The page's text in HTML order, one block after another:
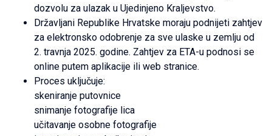
dozvolu za ulazak u Ujedinjeno Kraljevstvo.
Državljani Republike Hrvatske moraju podnijeti zahtjev
za elektronsko odobrenje za sve ulaske u zemlju od
2. travnja 2025. godine. Zahtjev za ETA-u podnosi se
online putem aplikacije ili web stranice.
Proces uključuje:
skeniranje putovnice
snimanje fotografije lica
učitavanje osobne fotografije